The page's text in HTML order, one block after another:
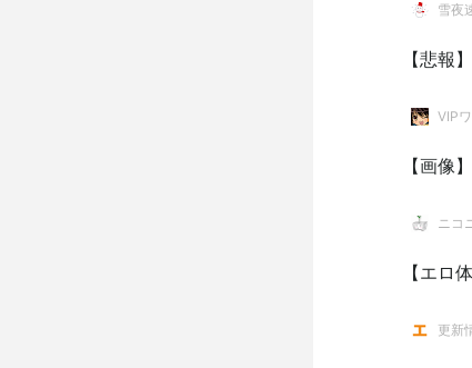
雪夜
【悲報
VIP
【画像
ニコ
【エロ
更新